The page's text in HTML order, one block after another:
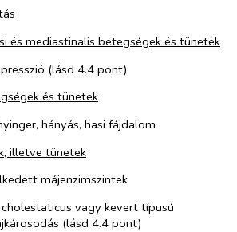
és mediastinalis betegségek és tünetek
(lásd 4.4 pont)
és tünetek
hányás, hasi fájdalom
illetve tünetek
májenzimszintek
vagy kevert típusú
(lásd 4.4 pont)